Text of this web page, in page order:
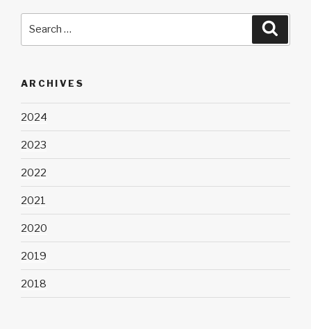
ARCHIVES
2024
2023
2022
2021
2020
2019
2018